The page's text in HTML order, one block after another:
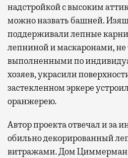
надстройкой с высоким
можно назвать башней.
поддерживали лепные
лепниной и маскаронами,
выполненными по
хозяев, украсили
застекленном эркере
оранжерею.
Автор проекта отвечал и за
обильно декорированный
витражами. Дом